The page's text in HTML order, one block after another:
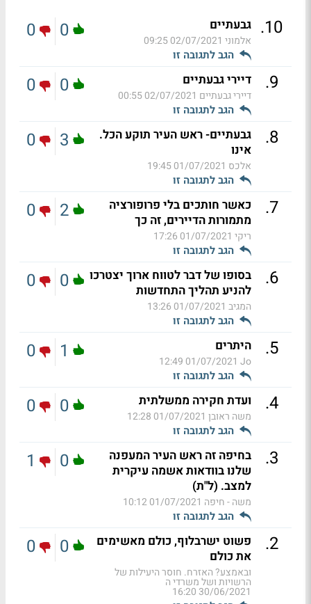
10
. גבעתיים
אלמוני 02/07/2021 09:25
הגב לתגובה זו
0
0
9
. דיירי גבעתיים
דיירי גבעתיים 02/07/2021 00:55
הגב לתגובה זו
0
0
8
.
גבעתיים- ראש העיר תוקע הכל.
אינו
אלכס 01/07/2021 19:45
הגב לתגובה זו
3
0
7
.
כאשר חותכים בלי פרופורציה
מתמורות הדיירים, זה כך
ריקי 01/07/2021 17:26
הגב לתגובה זו
2
0
6
.
בסופו של דבר לטווח ארוך יצטרכו
להניע תהליך התחדשות
המגיב 01/07/2021 13:26
הגב לתגובה זו
0
0
5
. היתרים
Jo
01/07/2021 12:49
הגב לתגובה זו
1
0
4
. ועדת חקירה ממשלתית
משה ראובן 01/07/2021 12:28
הגב לתגובה זו
0
0
3
.
בחיפה זה ראש העיר המעפנה
שלנו בוודאות אשמה עיקרית
למצב. (ל"ת)
משה - חיפה 01/07/2021 10:12
הגב לתגובה זו
0
1
2
.
פשוט ישרבלוף, כולם מאשימים
את כולם
ובאמצע? האזרח. חוסר היעילות של
הרשויות ושל משרדי ה
30/06/2021 16:20
0
0